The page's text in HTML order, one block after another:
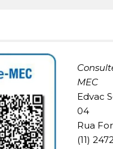
MEC
Edvac
04
Rua
(11)